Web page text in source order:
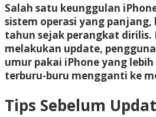
Salah satu keunggulan
sistem operasi yang panjang,
tahun sejak perangkat dirilis.
melakukan update,
umur pakai iPhone yang
terburu-buru mengganti ke
Tips Sebelum